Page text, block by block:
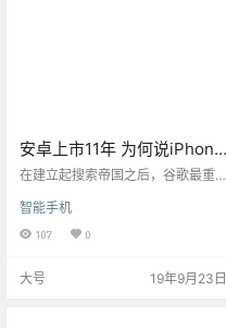
安卓上市11年 为何说iPhone
用户也要感谢它
在建立起搜索帝国之后，谷歌最重
候选者，比如浏览器Chrome和地
图，但事实上应该是安卓（Androi
d）操作系统。
智能手机
107 0
大号 19年9月23日